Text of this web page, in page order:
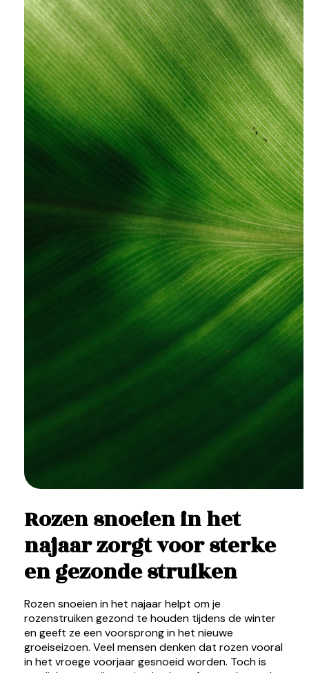
Rozen snoeien in het
najaar zorgt voor sterke
en gezonde struiken
Rozen snoeien in het najaar helpt om je
rozenstruiken gezond te houden tijdens de winter
en geeft ze een voorsprong in het nieuwe
groeiseizoen. Veel mensen denken dat rozen vooral
in het vroege voorjaar gesnoeid worden. Toch is